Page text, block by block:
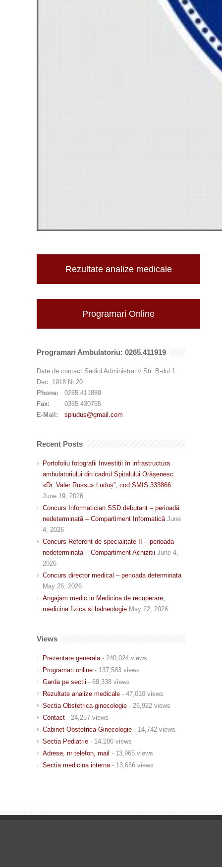
Rezultate analize medicale
Programari Online
Programari Ambulatoriu: 0265.411919
Date de contact Sediul Administrativ Str. B-dul 1
Dec. 1918 Nr.20
Phone:
0265.411889
Fax:
0365.430755
E-Mail:
spludus@gmail.com
Recent Posts
Portofoliu fotografii Investiții în infrastructura
ambulatoriului din cadrul Spitalului Orășenesc
«Dr. Valer Russu» Luduș”, cod SMIS 333866
June 19, 2026
Concurs Informatician SSD debutant – perioadă
nedeterminată – Compartiment Informatică June
4, 2026
Concurs Referent de specialitate II – perioada
nedeterminata – Compartiment Achizitii June 4,
2026
Concurs director medical – perioada determinata
May 26, 2026
Angajam medic in Medicina de recuperare,
medicina fizica si balneologie May 22, 2026
Views
Prezentare generala - 240,024 views
Programari online - 137,583 views
Garda pe sectii - 69,338 views
Rezultate analize medicale - 47,010 views
Sectia Obstetrica-ginecologie - 26,922 views
Contact - 24,257 views
Cabinet Obstetrica-Ginecologie - 14,742 views
Sectia Pediatrie - 14,286 views
Adrese, nr telefon, mail - 13,965 views
Sectia medicina interna - 13,656 views